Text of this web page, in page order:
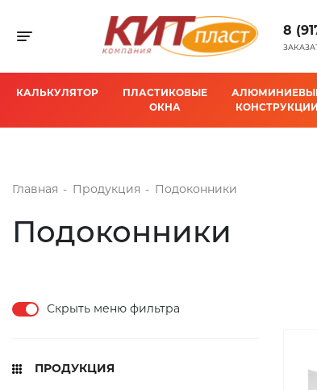
Toggle navigation
8
КАЛЬКУЛЯТОР
ПЛАСТИКОВЫЕ
ОКНА
КОНСТРУКЦИИ
Главная - Продукция - Подоконники
Подоконники
Скрыть меню фильтра
ПРОДУКЦИЯ